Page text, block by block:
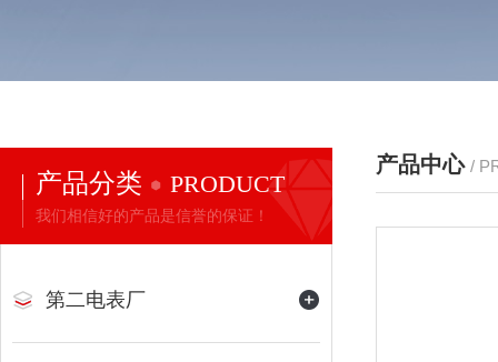
产品分类 PRODUCT
我们相信好的产品是信誉的保证！
第二电表厂
产品中心 /